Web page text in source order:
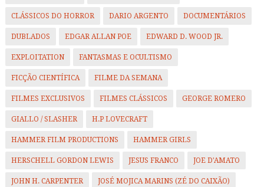
CLÁSSICOS DO HORROR DARIO ARGENTO DOCUMENTÁRIOS
DUBLADOS EDGAR ALLAN POE EDWARD D. WOOD JR.
EXPLOITATION FANTASMAS E OCULTISMO
FICÇÃO CIENTÍFICA FILME DA SEMANA
FILMES EXCLUSIVOS FILMES CLÁSSICOS GEORGE ROMERO
GIALLO / SLASHER H.P LOVECRAFT
HAMMER FILM PRODUCTIONS HAMMER GIRLS
HERSCHELL GORDON LEWIS JESUS FRANCO JOE D'AMATO
JOHN H. CARPENTER JOSÉ MOJICA MARINS (ZÉ DO CAIXÃO)